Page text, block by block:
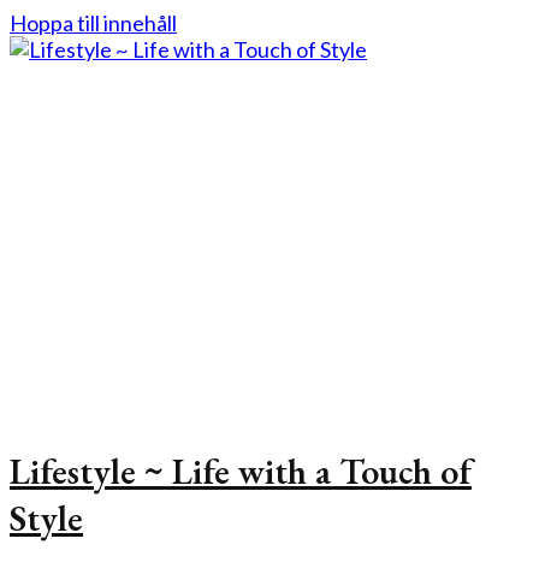
Hoppa till innehåll
Lifestyle ~ Life with a Touch of
Style